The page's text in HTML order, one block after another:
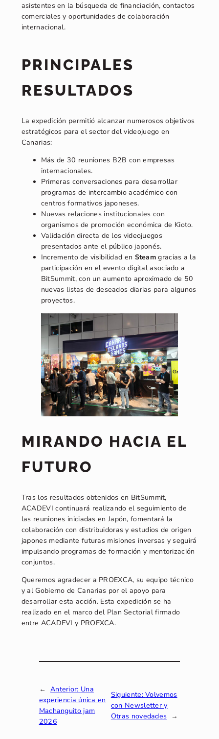
asistentes en la búsqueda de financiación, contactos
comerciales y oportunidades de colaboración
internacional.
PRINCIPALES
RESULTADOS
La expedición permitió alcanzar numerosos objetivos
estratégicos para el sector del videojuego en
Canarias:
Más de 30 reuniones B2B con empresas
internacionales.
Primeras conversaciones para desarrollar
programas de intercambio académico con
centros formativos japoneses.
Nuevas relaciones institucionales con
organismos de promoción económica de Kioto.
Validación directa de los videojuegos
presentados ante el público japonés.
Incremento de visibilidad en Steamgracias a la
participación en el evento digital asociado a
BitSummit, con un aumento aproximado de 50
nuevas listas de deseados diarias para algunos
proyectos.
MIRANDO HACIA EL
FUTURO
Tras los resultados obtenidos en BitSummit,
ACADEVI continuará realizando el seguimiento de
las reuniones iniciadas en Japón, fomentará la
colaboración con distribuidoras y estudios de origen
japones mediante futuras misiones inversas y seguirá
impulsando programas de formación y mentorización
conjuntos.
Queremos agradecer a PROEXCA, su equipo técnico
y al Gobierno de Canarias por el apoyo para
desarrollar esta acción. Esta expedición se ha
realizado en el marco del Plan Sectorial firmado
entre ACADEVI y PROEXCA.
← Anterior: Una
experiencia única en
Machanguito jam
2026
Siguiente:Volvemos
con Newsletter y
Otras novedades →